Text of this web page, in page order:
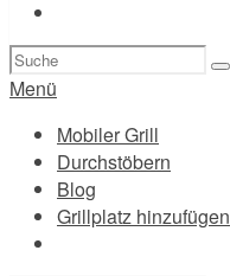
Suchen
nach:
Menü
Mobiler Grill
Durchstöbern
Blog
Grillplatz hinzufügen